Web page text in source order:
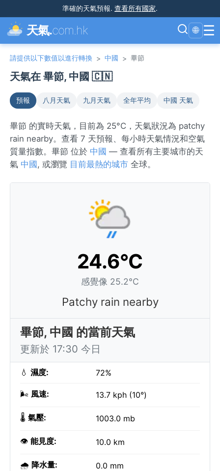
準確的天氣預報. 查看所有國家.
天氣.com.hk 🌐 ☰
請提供以下數值以進行轉換 > 中國 > 畢節
天氣在 畢節, 中國 🇨🇳
預報 八月天氣 九月天氣 全年平均 中國 天氣
畢節 的實時天氣，目前為 25°C，天氣狀況為 patchy
rain nearby。查看 7 天預報、每小時天氣情況和空氣
質量指數。畢節 位於 中國 — 查看所有主要城市的天
氣 中國 , 或瀏覽 目前最熱的城市 全球。
24.6°C
感覺像 25.2°C
Patchy rain nearby
畢節, 中國 的當前天氣
更新於 17:30 今日
💧 濕度: 72%
🌬️ 風速: 13.7 kph (10°)
🌡️ 氣壓: 1003.0 mb
👁️ 能見度: 10.0 km
🌧️ 降水量: 0.0 mm